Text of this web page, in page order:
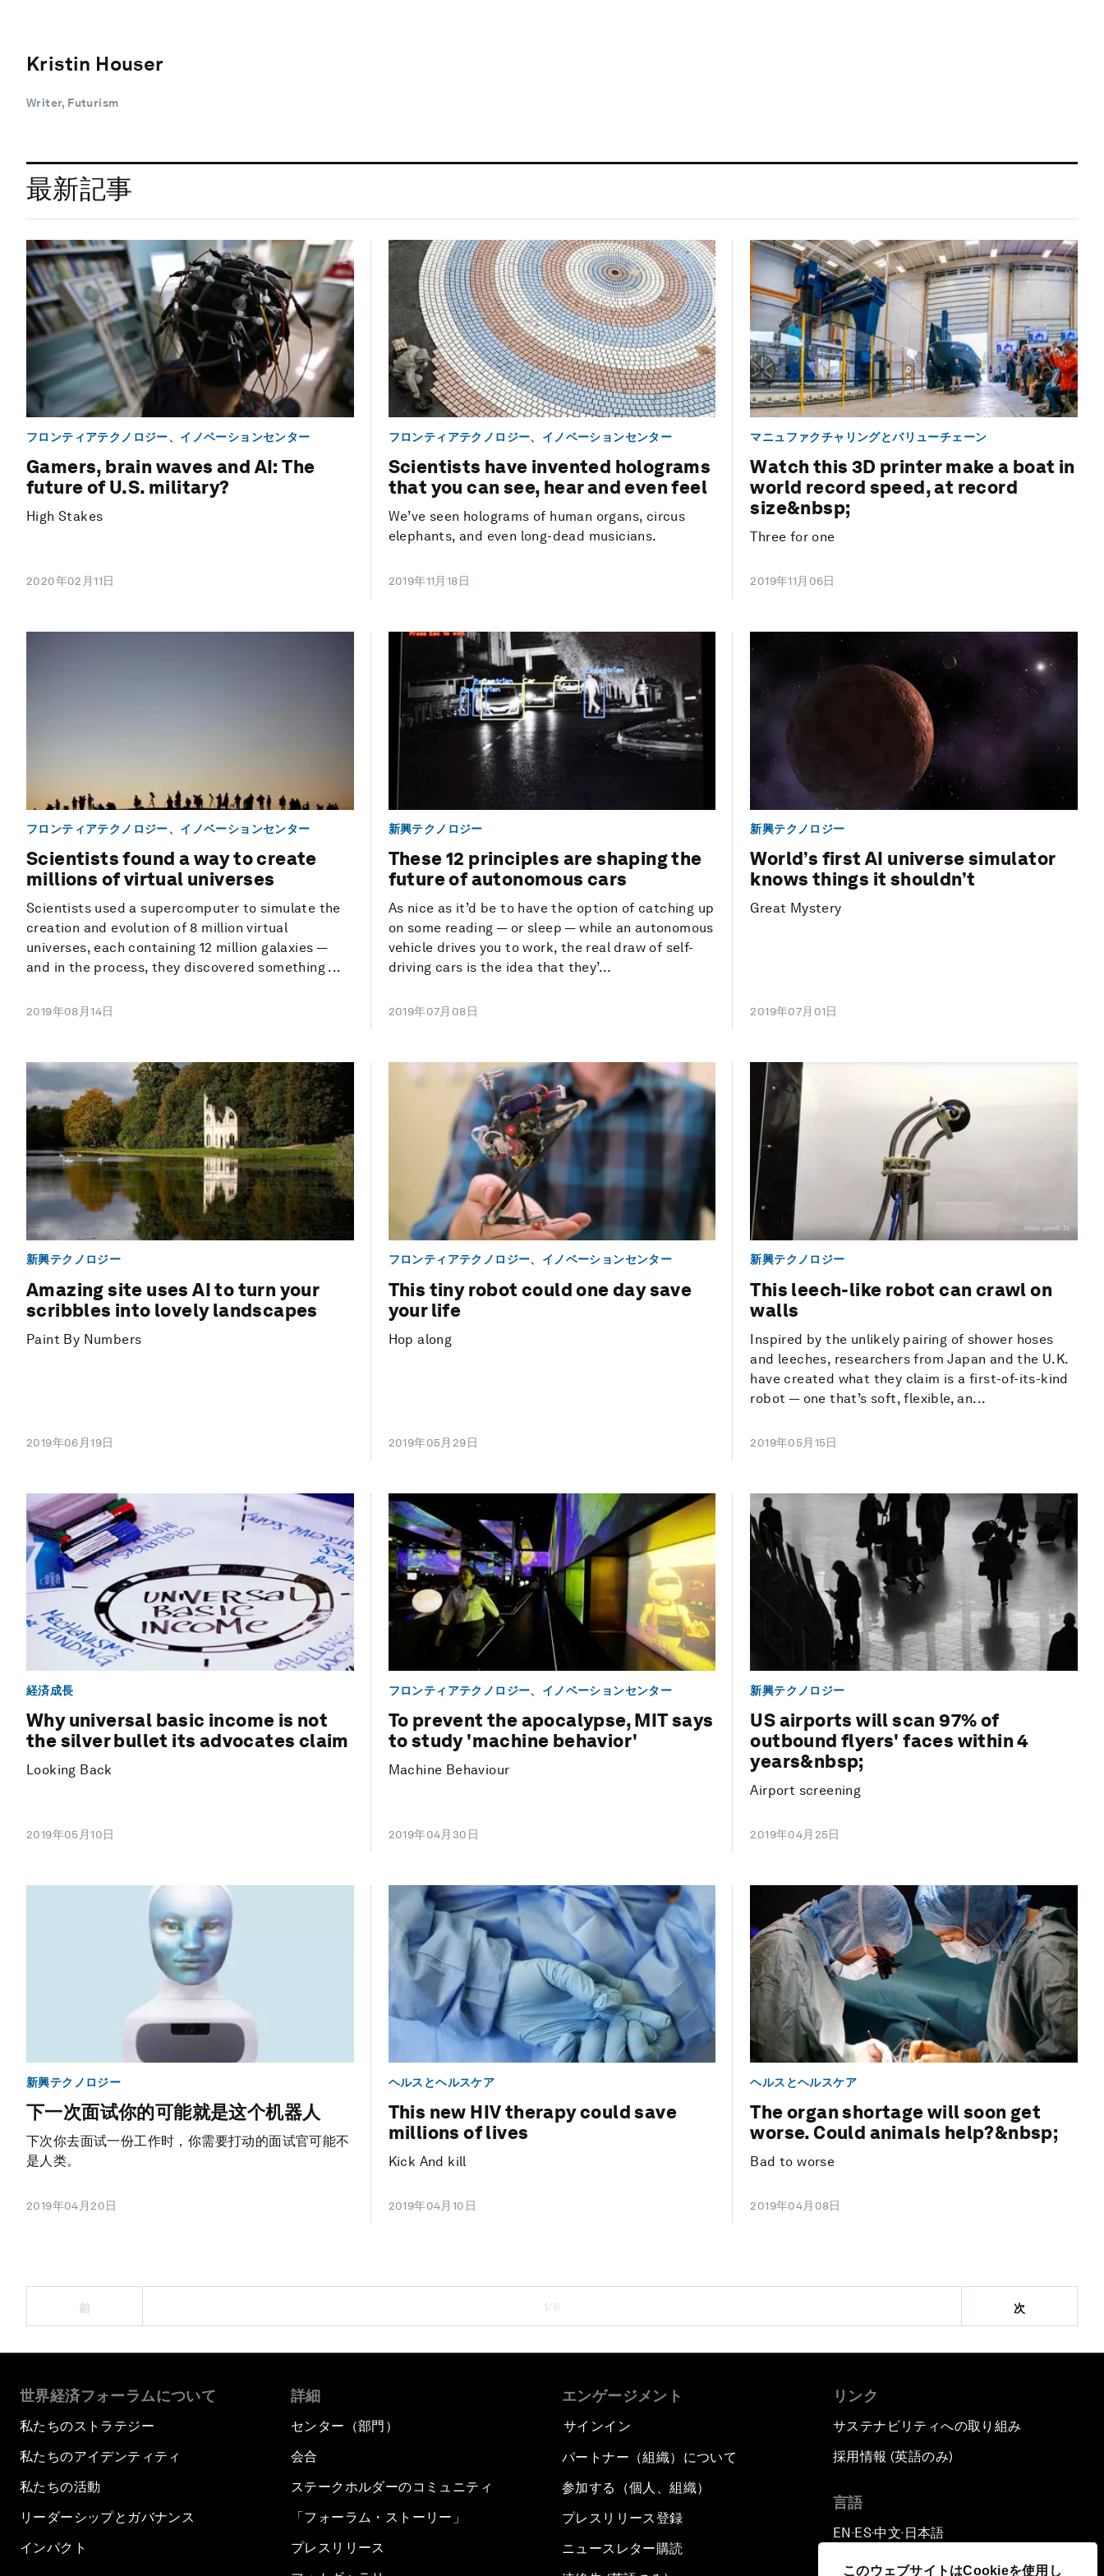
このウェブサイトはCookieを使用し
Kristin Houser
Writer, Futurism
最新記事
フロンティアテクノロジー、イノベーションセンター
Gamers, brain waves and AI: The
future of U.S. military?
High Stakes
2020年02月11日
フロンティアテクノロジー、イノベーションセンター
Scientists have invented holograms
that you can see, hear and even feel
We’ve seen holograms of human organs, circus
elephants, and even long-dead musicians.
2019年11月18日
マニュファクチャリングとバリューチェーン
Watch this 3D printer make a boat in
world record speed, at record
size&nbsp;
Three for one
2019年11月06日
フロンティアテクノロジー、イノベーションセンター
Scientists found a way to create
millions of virtual universes
Scientists used a supercomputer to simulate the
creation and evolution of 8 million virtual
universes, each containing 12 million galaxies —
and in the process, they discovered something ...
2019年08月14日
新興テクノロジー
These 12 principles are shaping the
future of autonomous cars
As nice as it’d be to have the option of catching up
on some reading — or sleep — while an autonomous
vehicle drives you to work, the real draw of self-
driving cars is the idea that they’...
2019年07月08日
新興テクノロジー
World’s first AI universe simulator
knows things it shouldn’t
Great Mystery
2019年07月01日
新興テクノロジー
Amazing site uses AI to turn your
scribbles into lovely landscapes
Paint By Numbers
2019年06月19日
フロンティアテクノロジー、イノベーションセンター
This tiny robot could one day save
your life
Hop along
2019年05月29日
新興テクノロジー
This leech-like robot can crawl on
walls
Inspired by the unlikely pairing of shower hoses
and leeches, researchers from Japan and the U.K.
have created what they claim is a first-of-its-kind
robot — one that’s soft, flexible, an...
2019年05月15日
経済成長
Why universal basic income is not
the silver bullet its advocates claim
Looking Back
2019年05月10日
フロンティアテクノロジー、イノベーションセンター
To prevent the apocalypse, MIT says
to study 'machine behavior'
Machine Behaviour
2019年04月30日
新興テクノロジー
US airports will scan 97% of
outbound flyers' faces within 4
years&nbsp;
Airport screening
2019年04月25日
新興テクノロジー
下一次面试你的可能就是这个机器人
下次你去面试一份工作时，你需要打动的面试官可能不
是人类。
2019年04月20日
ヘルスとヘルスケア
This new HIV therapy could save
millions of lives
Kick And kill
2019年04月10日
ヘルスとヘルスケア
The organ shortage will soon get
worse. Could animals help?&nbsp;
Bad to worse
2019年04月08日
前 1/6 次
世界経済フォーラムについて
私たちのストラテジー
私たちのアイデンティティ
私たちの活動
リーダーシップとガバナンス
インパクト
詳細
センター（部門）
会合
ステークホルダーのコミュニティ
「フォーラム・ストーリー」
プレスリリース
エンゲージメント
サインイン
パートナー（組織）について
参加する（個人、組織）
プレスリリース登録
ニュースレター購読
リンク
サステナビリティへの取り組み
採用情報 (英語のみ)
言語
EN ▪ES▪中文▪ 日本語